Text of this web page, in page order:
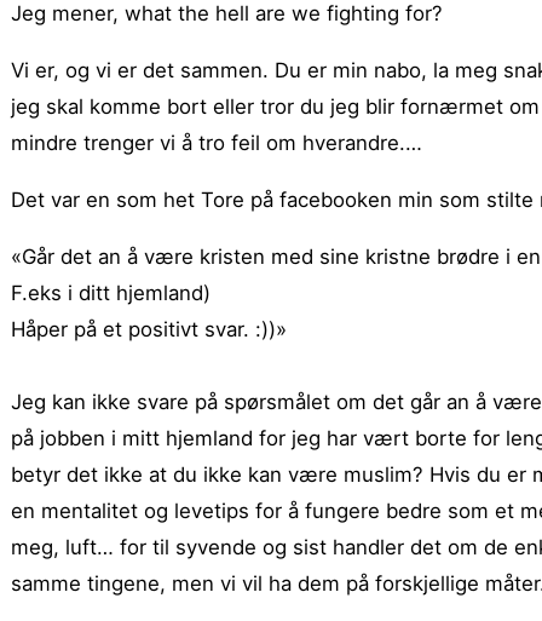
Jeg mener, what the hell are we fighting for?
Vi er, og vi er det sammen. Du er min nabo, la meg
jeg skal komme bort eller tror du jeg blir fornærmet
mindre trenger vi å tro feil om hverandre.…
Det var en som het Tore på facebooken min som stilte
«Går det an å være kristen med sine kristne brødre i
F.eks i ditt hjemland)
Håper på et positivt svar. :))»
Jeg kan ikke svare på spørsmålet om det går an å
på jobben i mitt hjemland for jeg har vært borte for
betyr det ikke at du ikke kan være muslim? Hvis du
en mentalitet og levetips for å fungere bedre som et
meg, luft… for til syvende og sist handler det om de
samme tingene, men vi vil ha dem på forskjellige